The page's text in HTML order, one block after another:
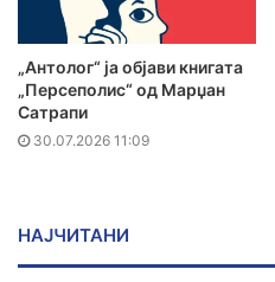
„Антолог“ ја објави книгата
„Персеполис“ од Марџан
Сатрапи
30.07.2026 11:09
НАЈЧИТАНИ